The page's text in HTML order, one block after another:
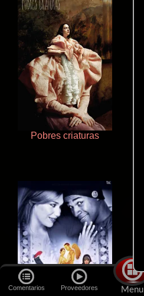
Comentarios Proveedores Menu
Pobres criaturas